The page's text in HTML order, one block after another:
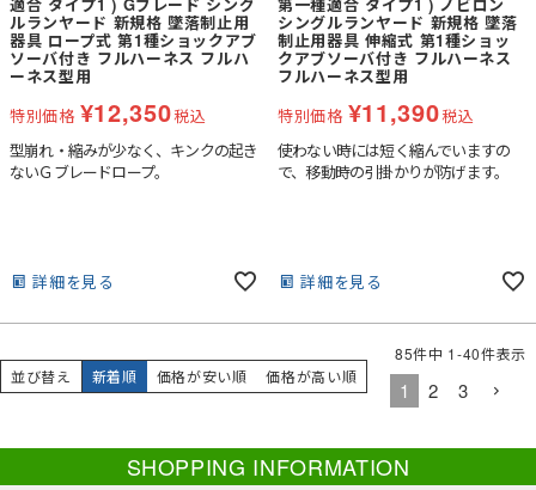
ルランヤード 新規格 墜落制止用
器具 ロープ式 第1種ショックアブ
ソーバ付き フルハーネス フルハ
ーネス型用
特別価格 ¥12,350税込
型崩れ・縮みが少なく、キンクの起き
ないＧブレードロープ。
詳細を見る
シングルランヤード 新規格 墜落
制止用器具 伸縮式 第1種ショッ
クアブソーバ付き フルハーネス
フルハーネス型用
特別価格 ¥11,390税込
使わない時には短く縮んでいますの
で、移動時の引掛かりが防げます。
詳細を見る
並び替え 新着順 価格が安い順 価格が高い順
85件中 1-40件表示
1 2 3
SHOPPING INFORMATION